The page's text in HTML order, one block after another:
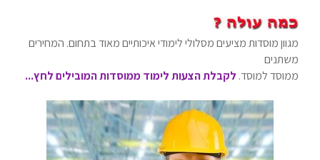
מגוון מוסדות מציעים מסלולי לימודי איכותיים מאוד בתחום. המחירים
משתנים
ממוסד למוסד. לקבלת הצעות לימוד ממוסדות המובילים לחץ...